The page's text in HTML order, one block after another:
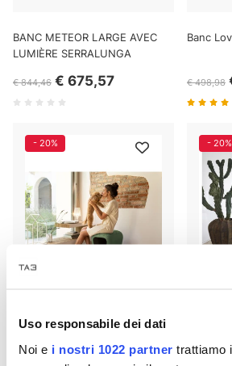
Uso responsabile dei dati
Noi e i nostri 1022 partner trattiamo
BANC METEOR LARGE AVEC
LUMIÈRE SERRALUNGA
€ 844,46 € 675,57
Banc
€ 498,98
- 20%
PET040
- 20%